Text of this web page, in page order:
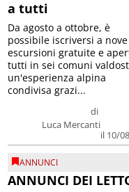
a tutti
di
Luca Mercanti
il 10/
Da agosto a ottobre, è
possibile iscriversi a nove
escursioni gratuite e
tutti in sei comuni
un'esperienza alpina
condivisa grazi...
ANNUNCI
ANNUNCI DEI